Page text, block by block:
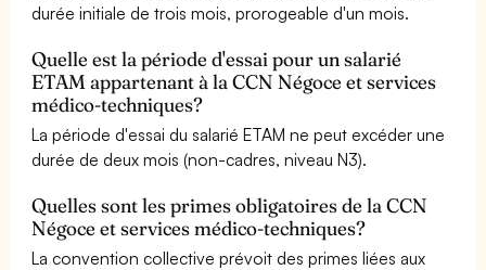
durée initiale de trois mois, prorogeable d'un mois.
Quelle est la période d'essai pour un salarié
ETAM appartenant à la CCN Négoce et services
médico-techniques?
La période d'essai du salarié ETAM ne peut excéder une
durée de deux mois (non-cadres, niveau N3).
Quelles sont les primes obligatoires de la CCN
Négoce et services médico-techniques?
La convention collective prévoit des primes liées aux